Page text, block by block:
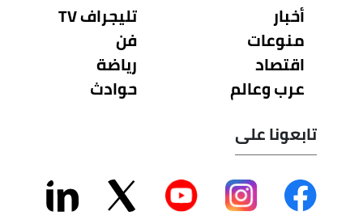
أخبار
منوعات
اقتصاد
عرب وعالم
تليجراف TV
فن
رياضة
حوادث
تابعونا على